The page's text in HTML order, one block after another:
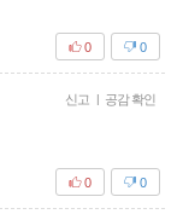
0
0
신고 | 공감 확인
0
0